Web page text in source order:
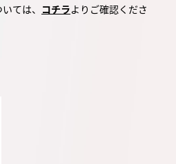
ては、 コチラよりご確認くださ